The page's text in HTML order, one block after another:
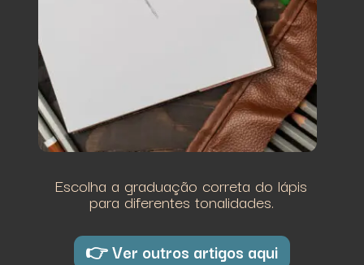
Escolha a graduação correta do lápis
para diferentes tonalidades.
👉 Ver outros artigos aqui